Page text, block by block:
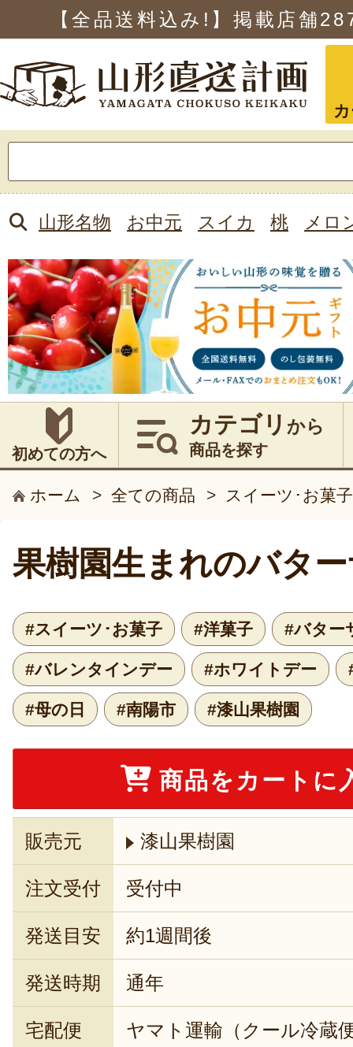
【全品送料込み!】掲載店舗
索:
山形名物 お中元 スイカ 桃 メロ
初めての方へ
カテゴリ から
商品を探す
ホーム > 全ての商品 > スイーツ･お菓子
果樹園生まれのバタ
#スイーツ･お菓子 #洋菓子 #バター
#バレンタインデー #ホワイトデー
#母の日 #南陽市 #漆山果樹園
商品をカートに
販売元 漆山果樹園
注文受付 受付中
発送目安 約1週間後
発送時期 通年
宅配便 ヤマト運輸（クール冷蔵